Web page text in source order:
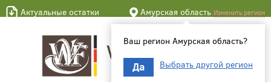
Актуальные остатки Амурская область Изменить регион
Ваш регион Амурская область?
Да Выбрать другой регион